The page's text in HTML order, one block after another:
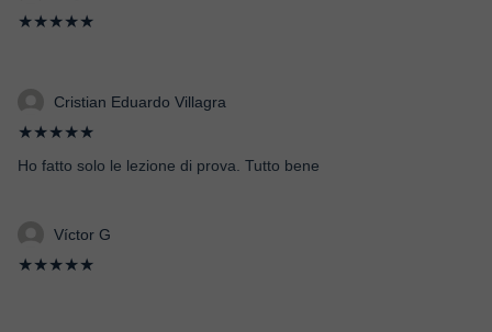
★★★★★
Cristian Eduardo Villagra
★★★★★
Ho fatto solo le lezione di prova. Tutto bene
Víctor G
★★★★★